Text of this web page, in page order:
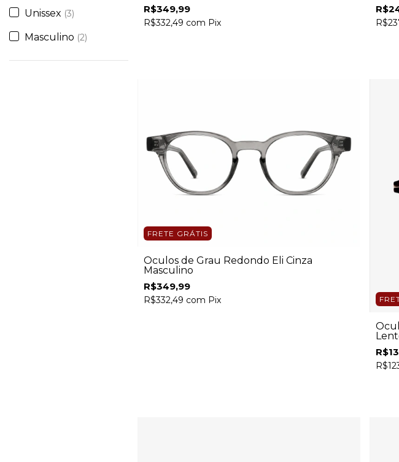
Unissex (3)
Masculino (2)
R$349,99
R$332,49 com Pix
FRETE GRÁTIS
Óculos de Grau Redondo Eli Cinza
Masculino
R$349,99
R$332,49 com Pix